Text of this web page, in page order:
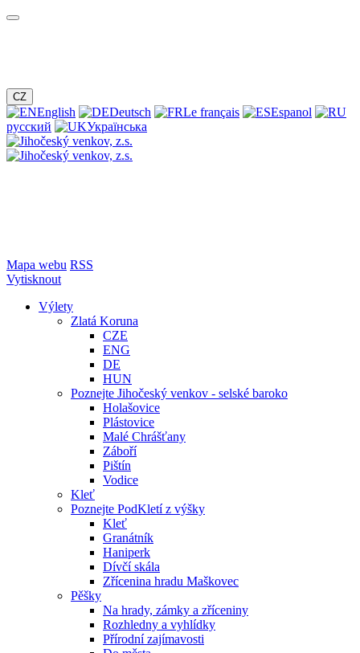
CZ
English Deutsch Le français
Espanol
русский
Українська
Mapa webu RSS
Vytisknout
Výlety
Zlatá Koruna
CZE
ENG
DE
HUN
Poznejte Jihočeský venkov - selské baroko
Holašovice
Plástovice
Malé Chrášťany
Záboří
Pištín
Vodice
Kleť
Poznejte PodKletí z výšky
Kleť
Granátník
Haniperk
Dívčí skála
Zřícenina hradu Maškovec
Pěšky
Na hrady, zámky a zříceniny
Rozhledny a vyhlídky
Přírodní zajímavosti